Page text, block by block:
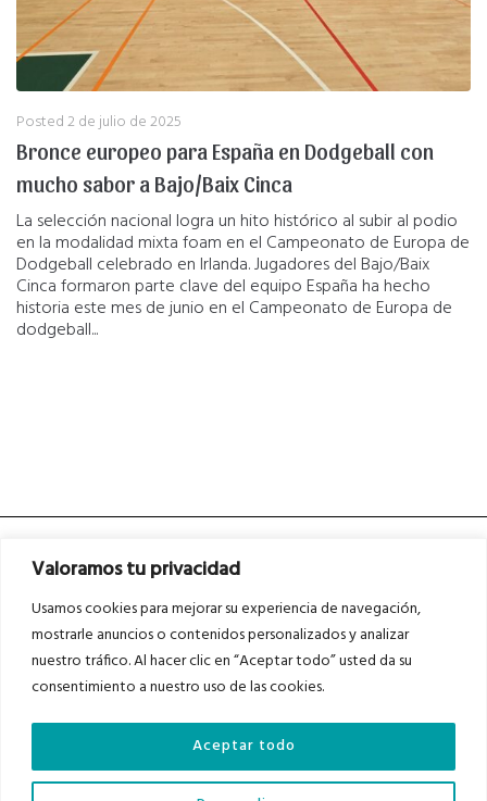
Valoramos tu privacidad
Usamos cookies para mejorar su experiencia de navegación,
mostrarle anuncios o contenidos personalizados y analizar
nuestro tráfico. Al hacer clic en “Aceptar todo” usted da su
consentimiento a nuestro uso de las cookies.
Aceptar todo
Posted2 de julio de 2025
Bronce europeo para España en Dodgeball con
mucho sabor a Bajo/Baix Cinca
La selección nacional logra un hito histórico al subir al podio
en la modalidad mixta foam en el Campeonato de Europa de
Dodgeball celebrado en Irlanda. Jugadores del Bajo/Baix
Cinca formaron parte clave del equipo España ha hecho
historia este mes de junio en el Campeonato de Europa de
dodgeball...
Asociados a
Auditados por